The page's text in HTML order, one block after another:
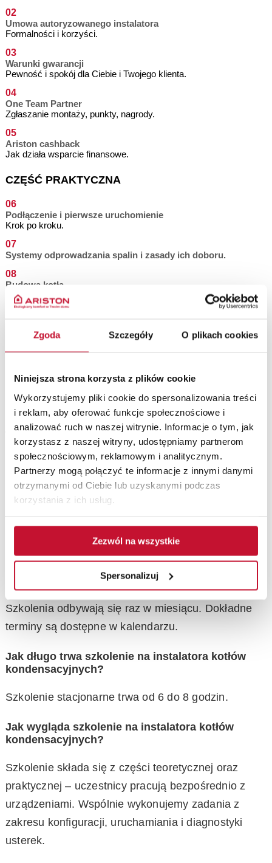
Zgoda Szczegóły O plikach cookies
Niniejsza strona korzysta z plików cookie
Wykorzystujemy pliki cookie do spersonalizowania treści
i reklam, aby oferować funkcje społecznościowe i
analizować ruch w naszej witrynie. Informacje o tym, jak
korzystasz z naszej witryny, udostępniamy partnerom
społecznościowym, reklamowym i analitycznym.
Partnerzy mogą połączyć te informacje z innymi danymi
otrzymanymi od Ciebie lub uzyskanymi podczas
korzystania z ich usług.
Zezwól na wszystkie
Spersonalizuj
02
Umowa autoryzowanego instalatora
Formalności i korzyści.
03
Warunki gwarancji
Pewność i spokój dla Ciebie i Twojego klienta.
04
One Team Partner
Zgłaszanie montaży, punkty, nagrody.
05
Ariston cashback
Jak działa wsparcie finansowe.
CZĘŚĆ PRAKTYCZNA
06
Podłączenie i pierwsze uruchomienie
Krok po kroku.
07
Systemy odprowadzania spalin i zasady ich doboru.
08
Budowa kotła
Kluczowe elementy i ich rola.
Jak i po co mierzyć ich parametry.
10
Ustawienia dla oszczędnej pracy.
11
Akcesoria
Sterowniki i moduły w praktyce.
Szkolenia z instalacji kotłów kondensacyjnych -
gdzie wykonać?
Bezpłatne szkolenia z instalacji kotłów
kotłów kondensacyjnych?
Szkolenia odbywają się raz w miesiącu. Dokładne
terminy są dostępne w kalendarzu.
Jak długo trwa szkolenie na instalatora kotłów
kondensacyjnych?
Szkolenie stacjonarne trwa od 6 do 8 godzin.
Jak wygląda szkolenie na instalatora kotłów
kondensacyjnych?
Szkolenie składa się z części teoretycznej oraz
praktycznej – uczestnicy pracują bezpośrednio z
urządzeniami. Wspólnie wykonujemy zadania z
zakresu konfiguracji, uruchamiania i diagnostyki
usterek.